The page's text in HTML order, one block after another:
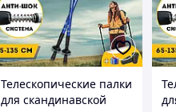
Телескопические палки
для скандинавской